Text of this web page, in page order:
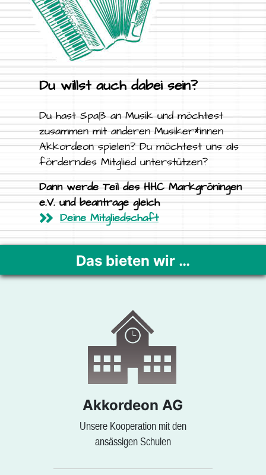
Du willst auch dabei sein?
Du hast Spaß an Musik und möchtest
zusammen mit anderen Musiker*innen
Akkordeon spielen? Du möchtest uns als
förderndes Mitglied unterstützen?
Dann werde Teil des HHC Markgröningen
e.V. und beantrage gleich
Deine Mitgliedschaft
Das bieten wir …
Akkordeon AG
Unsere Kooperation mit den
ansässigen Schulen